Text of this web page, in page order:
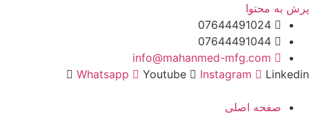
پرش به محتوا
07644491024
07644491044
info@mahanmed-mfg.com
Whatsapp
Youtube Instagram Linkedin
صفحه اصلی